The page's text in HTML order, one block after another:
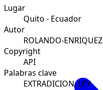
Lugar
Quito - Ecuador
Autor
ROLANDO-ENRIQUEZ
Copyright
API
Palabras clave
EXTRADICION, LEY